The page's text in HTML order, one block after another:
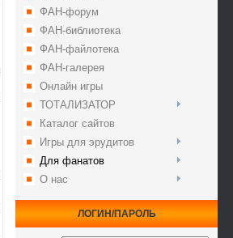
ФАН-форум
ФАН-библиотека
ФАН-файлотека
ФАН-галерея
Онлайн игры
ТОТАЛИЗАТОР
Каталог сайтов
Игры для эрудитов
Для фанатов
О нас
ЛОГИН/ПАРОЛЬ